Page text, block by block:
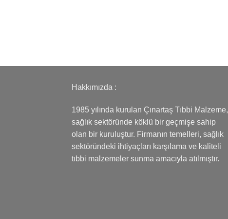
Hakkımızda :
1985 yılında kurulan Çınartaş Tıbbi Malzeme,
sağlık sektöründe köklü bir geçmişe sahip
olan bir kuruluştur. Firmanın temelleri, sağlık
sektöründeki ihtiyaçları karşılama ve kaliteli
tıbbi malzemeler sunma amacıyla atılmıştır.